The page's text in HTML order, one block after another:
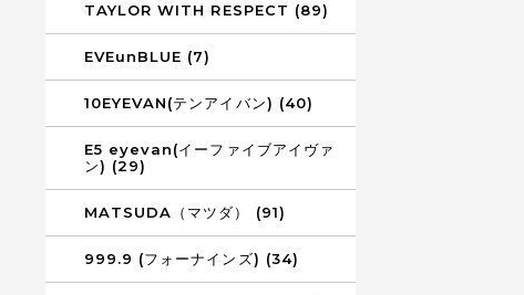
TAYLOR WITH RESPECT (89)
EVEunBLUE (7)
10EYEVAN(テンアイバン) (40)
E5 eyevan(イーファイブアイヴァ
ン) (29)
MATSUDA（マツダ） (91)
999.9 (フォーナインズ) (34)